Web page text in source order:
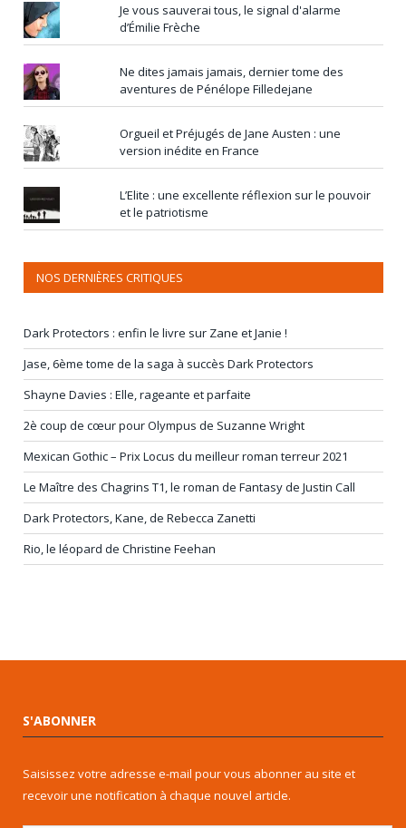
Je vous sauverai tous, le signal d'alarme
d’Émilie Frèche
Ne dites jamais jamais, dernier tome des
aventures de Pénélope Filledejane
Orgueil et Préjugés de Jane Austen : une
version inédite en France
L’Elite : une excellente réflexion sur le pouvoir
et le patriotisme
NOS DERNIÈRES CRITIQUES
Dark Protectors : enfin le livre sur Zane et Janie !
Jase, 6ème tome de la saga à succès Dark Protectors
Shayne Davies : Elle, rageante et parfaite
2è coup de cœur pour Olympus de Suzanne Wright
Mexican Gothic – Prix Locus du meilleur roman terreur 2021
Le Maître des Chagrins T1, le roman de Fantasy de Justin Call
Dark Protectors, Kane, de Rebecca Zanetti
Rio, le léopard de Christine Feehan
S'ABONNER
Saisissez votre adresse e-mail pour vous abonner au site et
recevoir une notification à chaque nouvel article.